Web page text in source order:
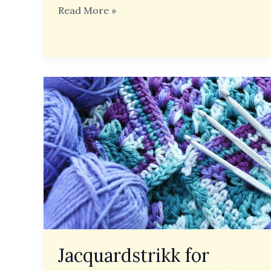
Read More »
Jacquardstrikk for
Jacquardstrikk
for
nybegynnere:
En
enkel
guide
til
mønsterstrikk